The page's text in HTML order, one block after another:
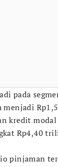
pada
menjadi
kredit modal
Rp4,40
pinjaman